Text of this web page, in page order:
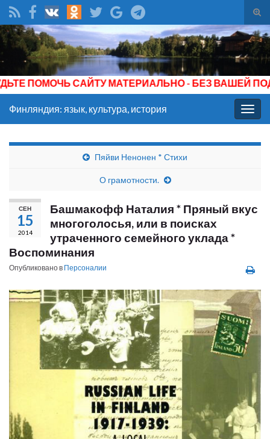
Вкл/
Search for:
САЙТУ МАТЕРИАЛЬНО - БЕЗ ВАШЕЙ
Вкл/
выкл
Финляндия: язык, культура, история
Пяйви Ненонен * Стихи
О грамотности.
СЕН
15
2014
Башмакофф Наталия * Пряный вкус
многоголосья, или в поисках
утраченного семейного уклада *
Воспоминания
Опубликовано в Персоналии